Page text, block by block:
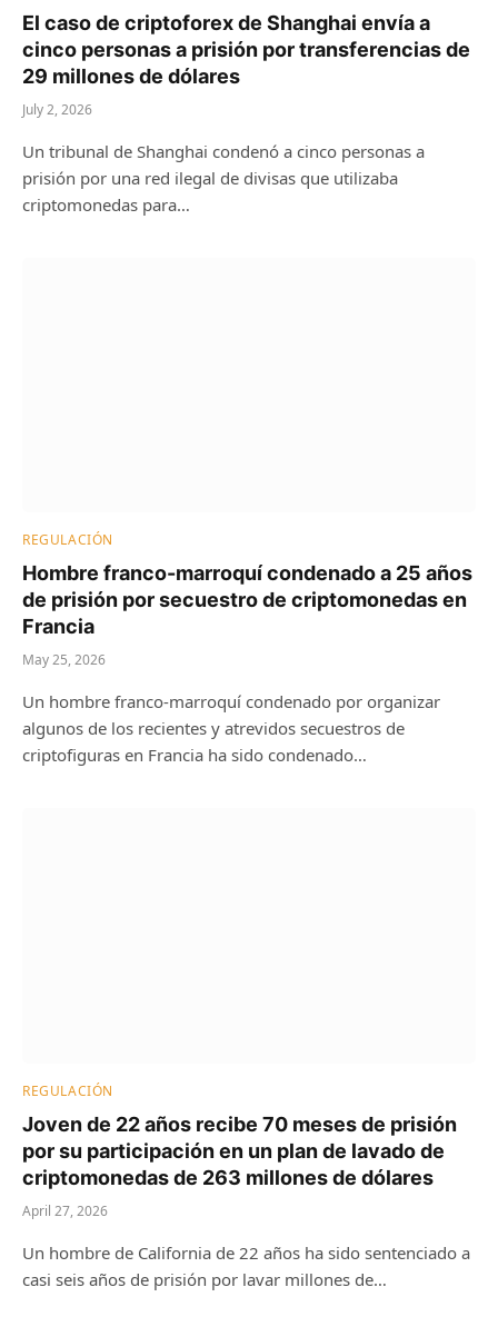
El caso de criptoforex de Shanghai envía a
cinco personas a prisión por transferencias de
29 millones de dólares
July 2, 2026
Un tribunal de Shanghai condenó a cinco personas a
prisión por una red ilegal de divisas que utilizaba
criptomonedas para…
REGULACIÓN
Hombre franco-marroquí condenado a 25 años
de prisión por secuestro de criptomonedas en
Francia
May 25, 2026
Un hombre franco-marroquí condenado por organizar
algunos de los recientes y atrevidos secuestros de
criptofiguras en Francia ha sido condenado…
REGULACIÓN
Joven de 22 años recibe 70 meses de prisión
por su participación en un plan de lavado de
criptomonedas de 263 millones de dólares
April 27, 2026
Un hombre de California de 22 años ha sido sentenciado a
casi seis años de prisión por lavar millones de…